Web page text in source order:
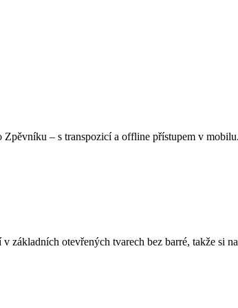
Zpěvníku – s transpozicí a offline přístupem v mobilu.
základních otevřených tvarech bez barré, takže si